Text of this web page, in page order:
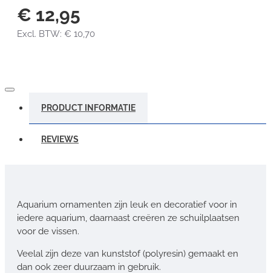
€ 12,95
Excl. BTW: € 10,70
PRODUCT INFORMATIE
REVIEWS
Aquarium ornamenten zijn leuk en decoratief voor in
iedere aquarium, daarnaast creëren ze schuilplaatsen
voor de vissen.
Veelal zijn deze van kunststof (polyresin) gemaakt en
dan ook zeer duurzaam in gebruik.